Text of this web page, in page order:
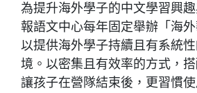
為提升海外學子的中文學習興
報語文中心每年固定舉辦「海外
以提供海外學子持續且有系統
境。以密集且有效率的方式，搭
讓孩子在營隊結束後，更習